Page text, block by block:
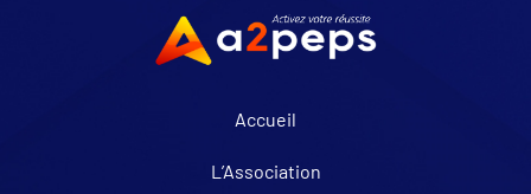
Accueil
L’Association